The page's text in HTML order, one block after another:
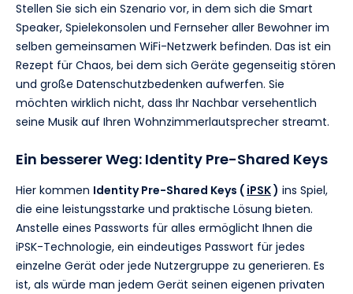
Stellen Sie sich ein Szenario vor, in dem sich die Smart
Speaker, Spielekonsolen und Fernseher aller Bewohner im
selben gemeinsamen WiFi-Netzwerk befinden. Das ist ein
Rezept für Chaos, bei dem sich Geräte gegenseitig stören
und große Datenschutzbedenken aufwerfen. Sie
möchten wirklich nicht, dass Ihr Nachbar versehentlich
seine Musik auf Ihren Wohnzimmerlautsprecher streamt.
Ein besserer Weg: Identity Pre-Shared Keys
Hier kommen Identity Pre-Shared Keys ( iPSK) ins Spiel,
die eine leistungsstarke und praktische Lösung bieten.
Anstelle eines Passworts für alles ermöglicht Ihnen die
iPSK-Technologie, ein eindeutiges Passwort für jedes
einzelne Gerät oder jede Nutzergruppe zu generieren. Es
ist, als würde man jedem Gerät seinen eigenen privaten